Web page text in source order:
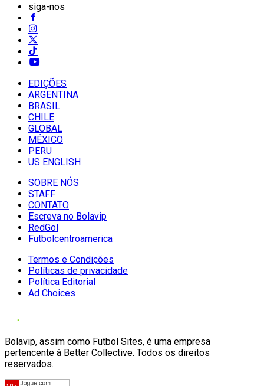
siga-nos
EDIÇÕES
ARGENTINA
BRASIL
CHILE
GLOBAL
MÉXICO
PERU
US ENGLISH
SOBRE NÓS
STAFF
CONTATO
Escreva no Bolavip
RedGol
Futbolcentroamerica
Termos e Condições
Políticas de privacidade
Política Editorial
Ad Choices
Bolavip, assim como Futbol Sites, é uma empresa
pertencente à Better Collective. Todos os direitos
reservados.